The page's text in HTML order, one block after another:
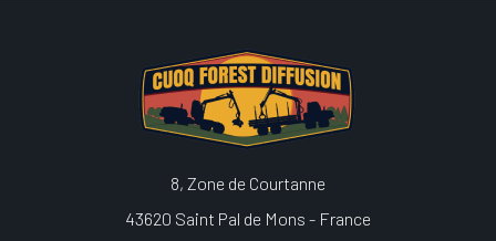
8, Zone de Courtanne
43620 Saint Pal de Mons - France